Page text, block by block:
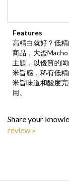
Features
高精白就好？低
商品，大盃
主題，以優質的
米旨感，稀有低
米旨味道和酸度
用。
review »